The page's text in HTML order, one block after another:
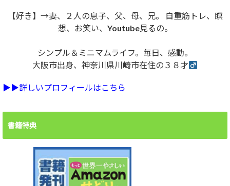
【好き】→妻、２人の息子、父、母、兄。 自重筋トレ、瞑
想、お笑い、Youtube見るの。
シンプル＆ミニマムライフ。毎日、感動。
大阪市出身、神奈川県川崎市在住の３８才
▶︎▶︎詳しいプロフィールはこちら
書籍特典